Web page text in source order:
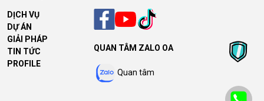
DỊCH VỤ
DỰ ÁN
GIẢI PHÁP
TIN TỨC
PROFILE
QUAN TÂM ZALO OA
Quan tâm